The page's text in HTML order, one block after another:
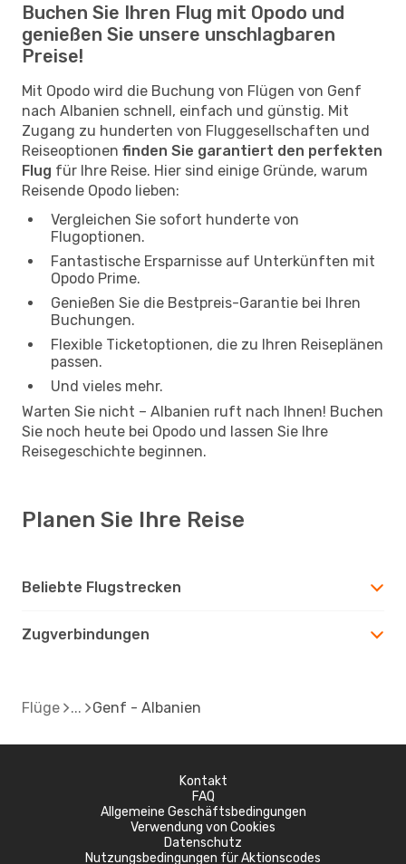
Buchen Sie Ihren Flug mit Opodo und
genießen Sie unsere unschlagbaren
Preise!
Mit Opodo wird die Buchung von Flügen von Genf
nach Albanien schnell, einfach und günstig. Mit
Zugang zu hunderten von Fluggesellschaften und
Reiseoptionen finden Sie garantiert den perfekten
Flug für Ihre Reise. Hier sind einige Gründe, warum
Reisende Opodo lieben:
Vergleichen Sie sofort hunderte von
Flugoptionen.
Fantastische Ersparnisse auf Unterkünften mit
Opodo Prime.
Genießen Sie die Bestpreis-Garantie bei Ihren
Buchungen.
Flexible Ticketoptionen, die zu Ihren Reiseplänen
passen.
Und vieles mehr.
Warten Sie nicht – Albanien ruft nach Ihnen! Buchen
Sie noch heute bei Opodo und lassen Sie Ihre
Reisegeschichte beginnen.
Planen Sie Ihre Reise
Beliebte Flugstrecken
Zugverbindungen
Flüge Genf - Albanien
Kontakt
FAQ
Allgemeine Geschäftsbedingungen
Verwendung von Cookies
Datenschutz
Nutzungsbedingungen für Aktionscodes